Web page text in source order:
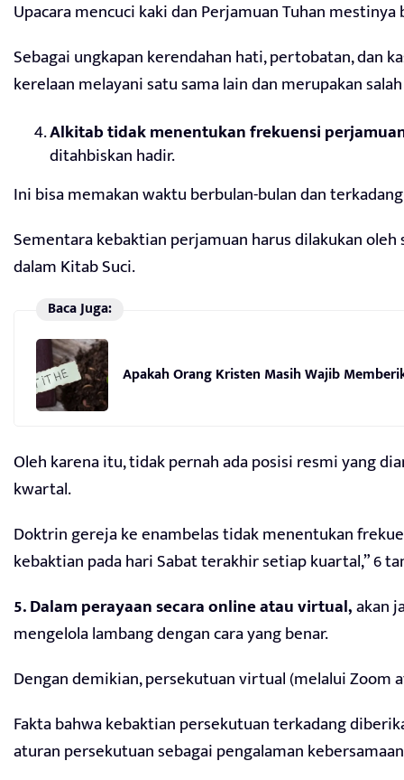
Upacara mencuci kaki dan Perjamuan Tuhan
Sebagai ungkapan kerendahan hati, pertobatan, dan
kerelaan melayani satu sama lain dan merupakan
Alkitab tidak menentukan frekuensi
ditahbiskan hadir.
Ini bisa memakan waktu berbulan-bulan dan
Sementara kebaktian perjamuan harus dilakukan
dalam Kitab Suci.
Baca Juga:
Apakah Orang Kristen Masih Wajib
Oleh karena itu, tidak pernah ada posisi resmi yang
kwartal.
Doktrin gereja ke enambelas tidak menentukan
kebaktian pada hari Sabat terakhir setiap kuartal,” 6
5. Dalam perayaan secara online atau virtual,akan
mengelola lambang dengan cara yang benar.
Dengan demikian, persekutuan virtual (melalui
Fakta bahwa kebaktian persekutuan terkadang
aturan persekutuan sebagai pengalaman